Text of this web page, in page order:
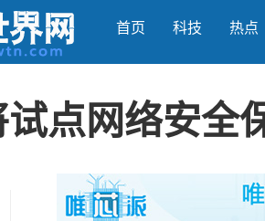
首页 科技 热点
点网络安全